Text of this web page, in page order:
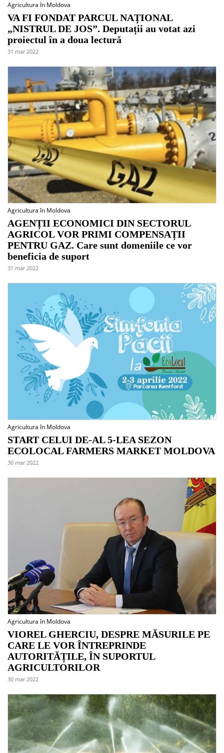
Agricultura în Moldova
VA FI FONDAT PARCUL NAȚIONAL
„NISTRUL DE JOS”. Deputații au votat azi
proiectul în a doua lectură
31 mar 2022
Agricultura în Moldova
AGENȚII ECONOMICI DIN SECTORUL
AGRICOL VOR PRIMI COMPENSAȚII
PENTRU GAZ. Care sunt domeniile ce vor
beneficia de suport
31 mar 2022
Agricultura în Moldova
START CELUI DE-AL 5-LEA SEZON
ECOLOCAL FARMERS MARKET MOLDOVA
30 mar 2022
Agricultura în Moldova
VIOREL GHERCIU, DESPRE MĂSURILE PE
CARE LE VOR ÎNTREPRINDE
AUTORITĂȚILE, ÎN SUPORTUL
AGRICULTORILOR
30 mar 2022